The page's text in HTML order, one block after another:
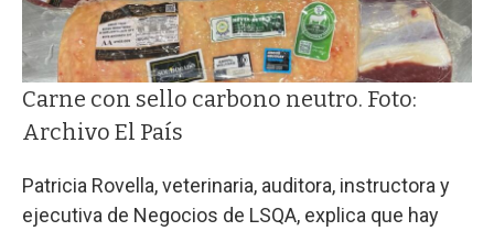
Carne con sello carbono neutro. Foto:
Archivo El País
Patricia Rovella, veterinaria, auditora, instructora y
ejecutiva de Negocios de LSQA, explica que hay